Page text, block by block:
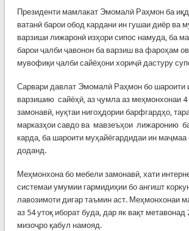
Президенти мамлакат Эмомалӣ Раҳмон ба
ватанӣ барои обод кардани ин гушаи диёр ва
варзиши лижаронӣ изҳори сипос намуда, ба
барои ҷалби ҷавонон ба варзиш ва фароҳам
мувофиқи ҷалби сайёҳони хориҷӣ дастуру
Сарвари давлат Эмомалӣ Раҳмон бо шароити
варзишию сайёҳӣ, аз ҷумла аз меҳмонхонаи
замонавӣ, нуқтаи нигоҳдории барфгардҳо,
марказҳои савдо ва мавзеъҳои лижаронию
карда, ба шароити муҳайёгардидаи ин маҷмаа
доданд.
Меҳмонхона бо мебели замонавӣ, хати
системаи умумии гармидиҳии бо ангишт
лавозимоти дигар таъмин аст. Меҳмонхонаи
аз 54 утоқ иборат буда, дар як вақт
мизоҷро қабул намояд.